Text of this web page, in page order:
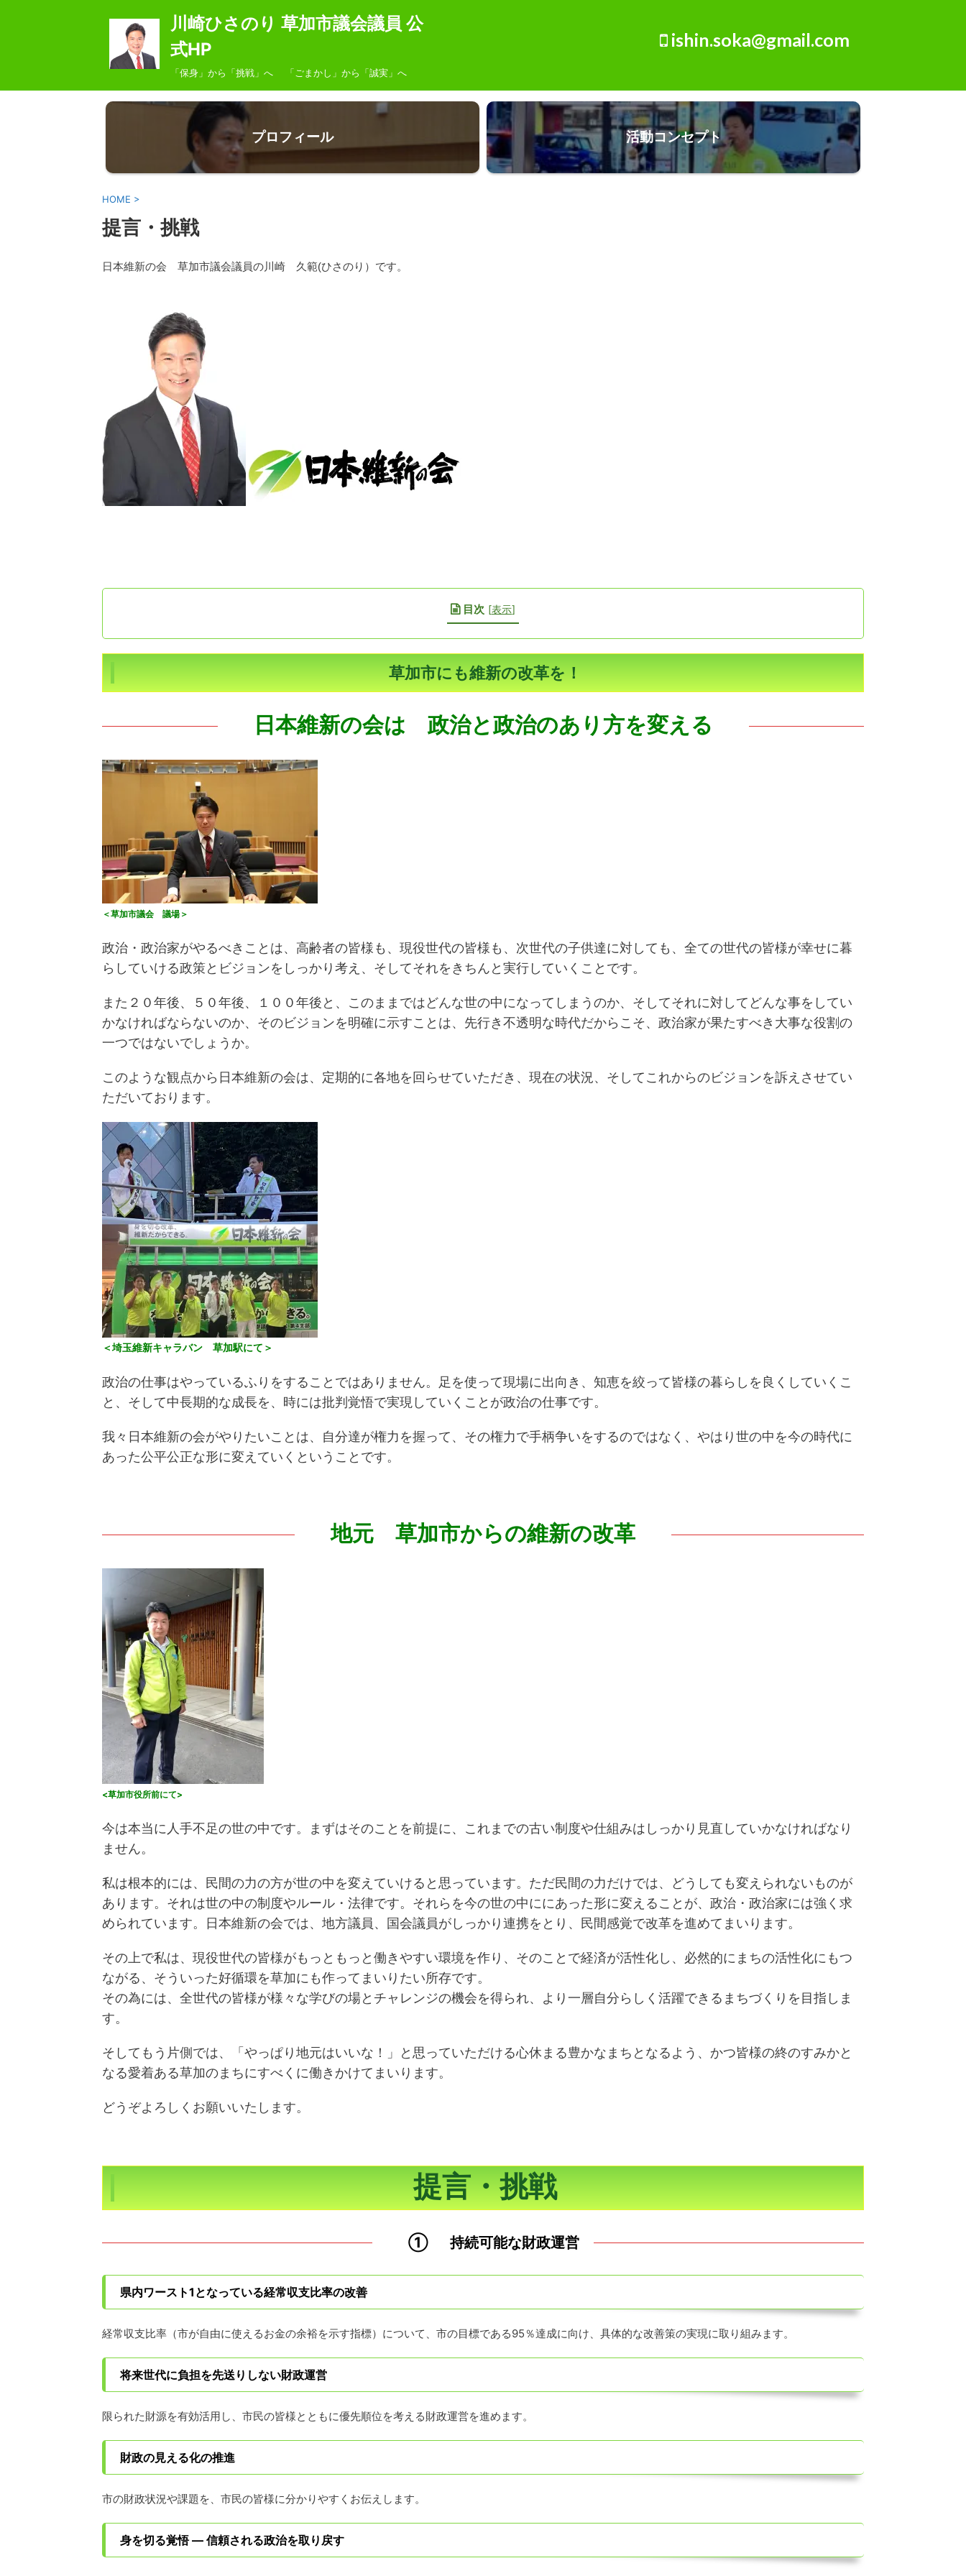
川崎ひさのり 草加市議会議員 公
式HP
「保身」から「挑戦」へ 「ごまかし」から「誠実」へ
ishin.soka@gmail.com
プロフィール 活動コンセプト
HOME >
提言・挑戦
日本維新の会 草加市議会議員の川崎 久範(ひさのり）です。
目次 [表示]
草加市にも維新の改革を！
日本維新の会は 政治と政治のあり方を変える
＜草加市議会 議場＞
政治・政治家がやるべきことは、高齢者の皆様も、現役世代の皆様も、次世代の子供達に対しても、全ての世代の皆様が幸せに暮
らしていける政策とビジョンをしっかり考え、そしてそれをきちんと実行していくことです。
また２０年後、５０年後、１００年後と、このままではどんな世の中になってしまうのか、そしてそれに対してどんな事をしてい
かなければならないのか、そのビジョンを明確に示すことは、先行き不透明な時代だからこそ、政治家が果たすべき大事な役割の
一つではないでしょうか。
このような観点から日本維新の会は、定期的に各地を回らせていただき、現在の状況、そしてこれからのビジョンを訴えさせてい
ただいております。
＜埼玉維新キャラバン 草加駅にて＞
政治の仕事はやっているふりをすることではありません。足を使って現場に出向き、知恵を絞って皆様の暮らしを良くしていくこ
と、そして中長期的な成長を、時には批判覚悟で実現していくことが政治の仕事です。
我々日本維新の会がやりたいことは、自分達が権力を握って、その権力で手柄争いをするのではなく、やはり世の中を今の時代に
あった公平公正な形に変えていくということです。
地元 草加市からの維新の改革
<草加市役所前にて>
今は本当に人手不足の世の中です。まずはそのことを前提に、これまでの古い制度や仕組みはしっかり見直していかなければなり
ません。
私は根本的には、民間の力の方が世の中を変えていけると思っています。ただ民間の力だけでは、どうしても変えられないものが
あります。それは世の中の制度やルール・法律です。それらを今の世の中ににあった形に変えることが、政治・政治家には強く求
められています。日本維新の会では、地方議員、国会議員がしっかり連携をとり、民間感覚で改革を進めてまいります。
その上で私は、現役世代の皆様がもっともっと働きやすい環境を作り、そのことで経済が活性化し、必然的にまちの活性化にもつ
ながる、そういった好循環を草加にも作ってまいりたい所存です。
その為には、全世代の皆様が様々な学びの場とチャレンジの機会を得られ、より一層自分らしく活躍できるまちづくりを目指しま
す。
そしてもう片側では、「やっぱり地元はいいな！」と思っていただける心休まる豊かなまちとなるよう、かつ皆様の終のすみかと
なる愛着ある草加のまちにすべくに働きかけてまいります。
どうぞよろしくお願いいたします。
提言・挑戦
① 持続可能な財政運営
県内ワースト1 となっている経常収支比率の改善
経常収支比率（市が自由に使えるお金の余裕を示す指標）について、市の目標である95 ％達成に向け、具体的な改善策の実現に取り組みます。
将来世代に負担を先送りしない財政運営
限られた財源を有効活用し、市民の皆様とともに優先順位を考える財政運営を進めます。
財政の見える化の推進
市の財政状況や課題を、市民の皆様に分かりやすくお伝えします。
身を切る覚悟― 信頼される政治を取り戻す